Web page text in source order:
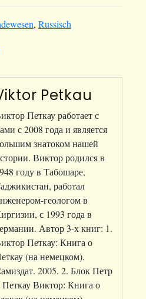
, Russisch
Petkau
Петкау работает с
с 2008 года и является
знатоком нашей
Виктор родился в
году в Табошаре,
работал
геологом в
с 1993 года в
Автор 3-х книг: 1.
Петкау: Книга о
(на немецком).
2005. 2. Блок Петр
Виктор: Книга о